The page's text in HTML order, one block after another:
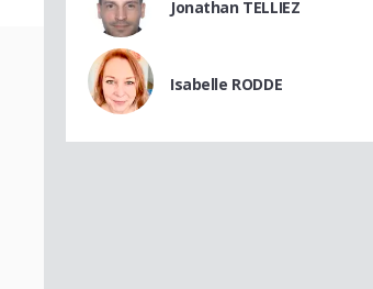
Jonathan TELLIEZ
Isabelle RODDE